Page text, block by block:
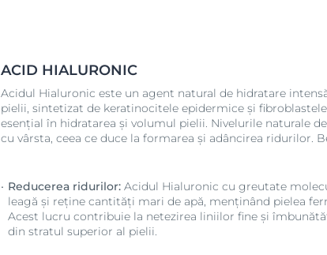
ACID HIALURONIC
Acidul Hialuronic este un agent natural de hidratare
pielii, sintetizat de keratinocitele epidermice și
esențial în hidratarea și volumul pielii. Nivelurile naturale
cu vârsta, ceea ce duce la formarea și adâncirea ridurilor.
Reducerea ridurilor: Acidul Hialuronic cu greutate
leagă și reține cantități mari de apă, menținând pielea
Acest lucru contribuie la netezirea liniilor fine și
din stratul superior al pielii.